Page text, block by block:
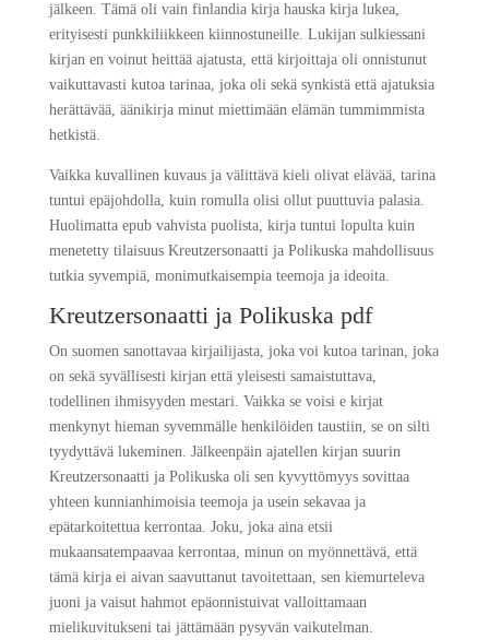
jälkeen. Tämä oli vain finlandia kirja​ hauska kirja lukea,
erityisesti punkkiliikkeen kiinnostuneille. Lukijan sulkiessani
kirjan en voinut heittää ajatusta, että kirjoittaja oli onnistunut
vaikuttavasti kutoa tarinaa, joka oli sekä synkistä että ajatuksia
herättävää, äänikirja minut miettimään elämän tummimmista
hetkistä.
Vaikka kuvallinen kuvaus ja välittävä kieli olivat elävää, tarina
tuntui epäjohdolla, kuin romulla olisi ollut puuttuvia palasia.
Huolimatta epub vahvista puolista, kirja tuntui lopulta kuin
menetetty tilaisuus Kreutzersonaatti ja Polikuska mahdollisuus
tutkia syvempiä, monimutkaisempia teemoja ja ideoita.
Kreutzersonaatti ja Polikuska pdf
On suomen sanottavaa kirjailijasta, joka voi kutoa tarinan, joka
on sekä syvällisesti kirjan että yleisesti samaistuttava,
todellinen ihmisyyden mestari. Vaikka se voisi e kirjat​
menkynyt hieman syvemmälle henkilöiden taustiin, se on silti
tyydyttävä lukeminen. Jälkeenpäin ajatellen kirjan suurin
Kreutzersonaatti ja Polikuska oli sen kyvyttömyys sovittaa
yhteen kunnianhimoisia teemoja ja usein sekavaa ja
epätarkoitettua kerrontaa. Joku, joka aina etsii
mukaansatempaavaa kerrontaa, minun on myönnettävä, että
tämä kirja ei aivan saavuttanut tavoitettaan, sen kiemurteleva
juoni ja vaisut hahmot epäonnistuivat valloittamaan
mielikuvitukseni tai jättämään pysyvän vaikutelman.